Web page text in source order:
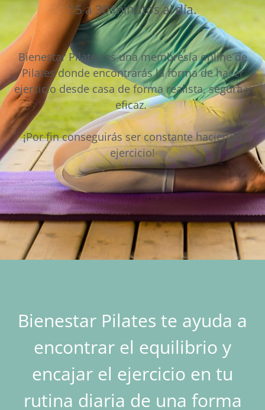
15 a 30 minutos al día.
Bienestar Pilates es una membresía online de
Pilates donde encontrarás la forma de hacer
ejercicio desde casa de forma realista, segura y
eficaz.
¡Por fin conseguirás ser constante haciendo
ejercicio!
Bienestar Pilates te ayuda a
encontrar el equilibrio y
encajar el ejercicio en tu
rutina diaria de una forma